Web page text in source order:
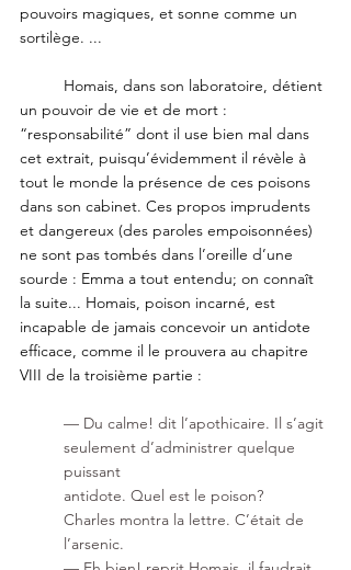
pouvoirs magiques, et sonne comme un
sortilège. ...
un pouvoir de vie et de mort :
“responsabilité” dont il use bien mal dans
cet extrait, puisqu’évidemment il révèle à
tout le monde la présence de ces poisons
dans son cabinet. Ces propos imprudents
et dangereux (des paroles empoisonnées)
ne sont pas tombés dans l’oreille d’une
sourde : Emma a tout entendu; on connaît
la suite... Homais, poison incarné, est
incapable de jamais concevoir un antidote
efficace, comme il le prouvera au chapitre
VIII de la troisième partie :
— Du calme! dit l’apothicaire. Il s’agit
seulement d’administrer quelque
puissant
antidote. Quel est le poison?
Charles montra la lettre. C’était de
l’arsenic.